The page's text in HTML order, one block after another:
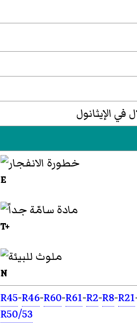
الإيثانول
E
T+
N
R45-R46-R60-R61-R2-R8-R21
R50/53